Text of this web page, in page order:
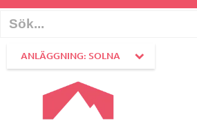
ANLÄGGNING: SOLNA